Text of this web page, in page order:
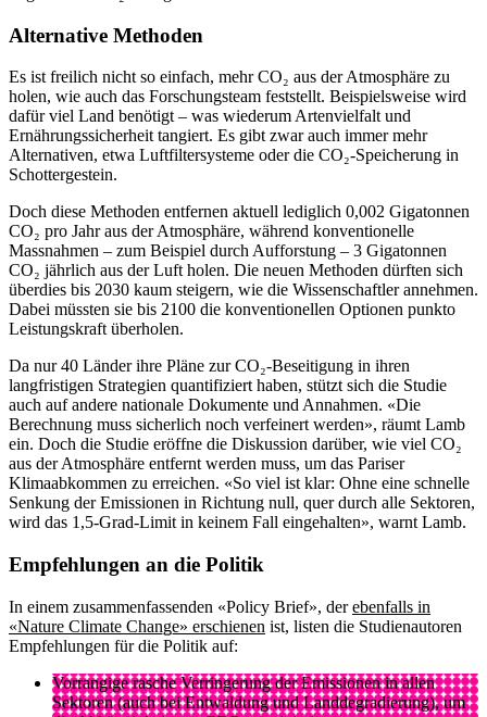
Alternative Methoden
Es ist freilich nicht so einfach, mehr CO₂ aus der Atmosphäre zu
holen, wie auch das Forschungsteam feststellt. Beispielsweise wird
dafür viel Land benötigt – was wiederum Artenvielfalt und
Ernährungssicherheit tangiert. Es gibt zwar auch immer mehr
Alternativen, etwa Luftfiltersysteme oder die CO₂-Speicherung in
Schottergestein.
Doch diese Methoden entfernen aktuell lediglich 0,002 Gigatonnen
CO₂ pro Jahr aus der Atmosphäre, während konventionelle
Massnahmen – zum Beispiel durch Aufforstung – 3 Gigatonnen
CO₂ jährlich aus der Luft holen. Die neuen Methoden dürften sich
überdies bis 2030 kaum steigern, wie die Wissenschaftler annehmen.
Dabei müssten sie bis 2100 die konventionellen Optionen punkto
Leistungskraft überholen.
Da nur 40 Länder ihre Pläne zur CO₂-Beseitigung in ihren
langfristigen Strategien quantifiziert haben, stützt sich die Studie
auch auf andere nationale Dokumente und Annahmen. «Die
Berechnung muss sicherlich noch verfeinert werden», räumt Lamb
ein. Doch die Studie eröffne die Diskussion darüber, wie viel CO₂
aus der Atmosphäre entfernt werden muss, um das Pariser
Klimaabkommen zu erreichen. «So viel ist klar: Ohne eine schnelle
Senkung der Emissionen in Richtung null, quer durch alle Sektoren,
wird das 1,5-Grad-Limit in keinem Fall eingehalten», warnt Lamb.
Empfehlungen an die Politik
In einem zusammenfassenden «Policy Brief», derebenfalls in
«Nature Climate Change» erschienen ist, listen die Studienautoren
Empfehlungen für die Politik auf:
Vorrangige rasche Verringerung der Emissionen in allen
Sektoren (auch bei Entwaldung und Landdegradierung), um